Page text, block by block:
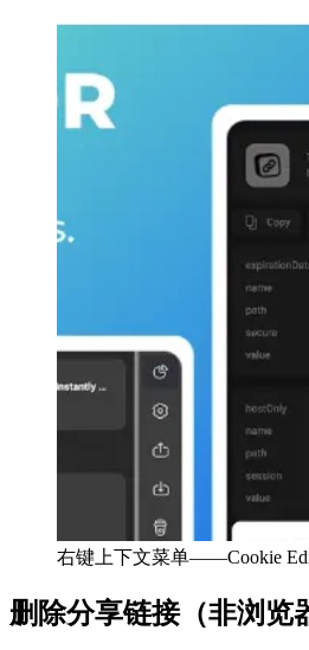
右键上下文菜单——Cookie
删除分享链接（非浏览